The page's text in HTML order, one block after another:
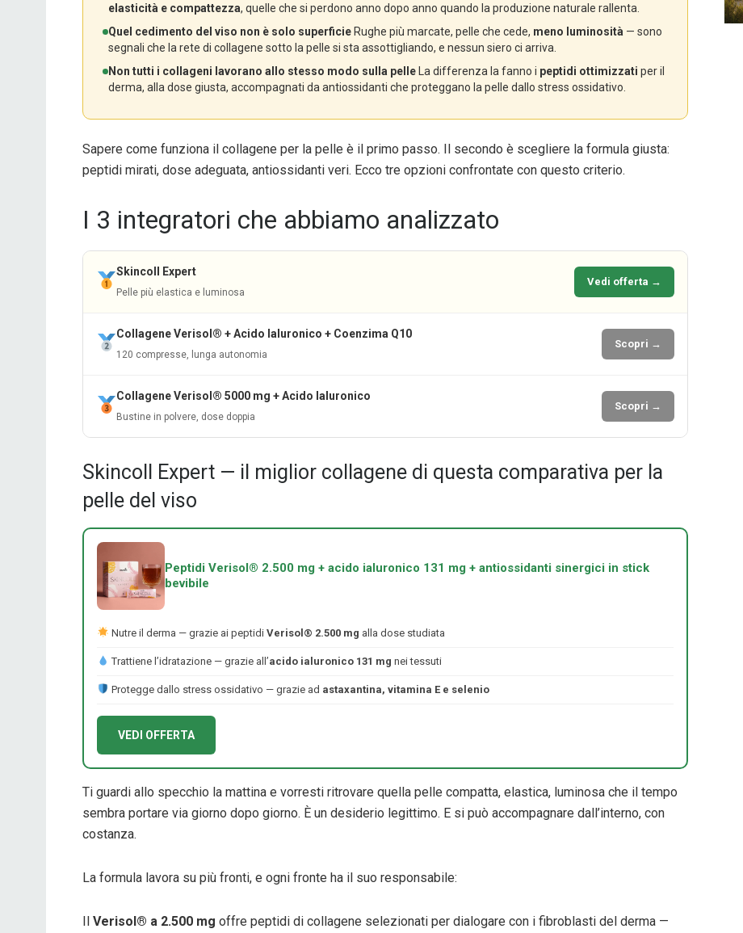
elasticità e compattezza, quelle che si perdono anno dopo anno quando la produzione naturale rallenta.
Quel cedimento del viso non è solo superficie Rughe più marcate, pelle che cede, meno luminosità — sono
segnali che la rete di collagene sotto la pelle si sta assottigliando, e nessun siero ci arriva.
Non tutti i collageni lavorano allo stesso modo sulla pelle La differenza la fanno i peptidi ottimizzati per il
derma, alla dose giusta, accompagnati da antiossidanti che proteggano la pelle dallo stress ossidativo.
Sapere come funziona il collagene per la pelle è il primo passo. Il secondo è scegliere la formula giusta:
peptidi mirati, dose adeguata, antiossidanti veri. Ecco tre opzioni confrontate con questo criterio.
I 3 integratori che abbiamo analizzato
Skincoll Expert
Pelle più elastica e luminosa
Vedi offerta →
Collagene Verisol® + Acido Ialuronico + Coenzima Q10
120 compresse, lunga autonomia
Scopri →
Collagene Verisol® 5000 mg + Acido Ialuronico
Bustine in polvere, dose doppia
Scopri →
Skincoll Expert — il miglior collagene di questa comparativa per la
pelle del viso
Peptidi Verisol® 2.500 mg + acido ialuronico 131 mg + antiossidanti sinergici in stick
bevibile
Nutre il derma — grazie ai peptidi Verisol® 2.500 mg alla dose studiata
Trattiene l’idratazione — grazie all’acido ialuronico 131 mg nei tessuti
Protegge dallo stress ossidativo — grazie ad astaxantina, vitamina E e selenio
VEDI OFFERTA
Ti guardi allo specchio la mattina e vorresti ritrovare quella pelle compatta, elastica, luminosa che il tempo
sembra portare via giorno dopo giorno. È un desiderio legittimo. E si può accompagnare dall’interno, con
costanza.
La formula lavora su più fronti, e ogni fronte ha il suo responsabile:
Il Verisol® a 2.500 mg offre peptidi di collagene selezionati per dialogare con i fibroblasti del derma —